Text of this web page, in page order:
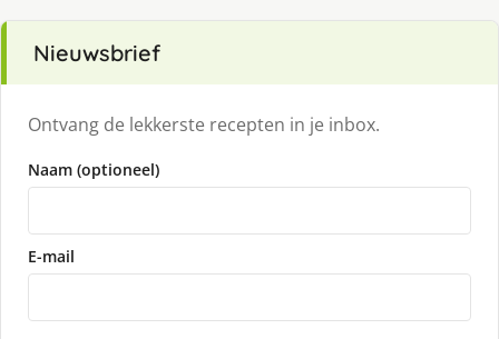
Nieuwsbrief
Ontvang de lekkerste recepten in je inbox.
Naam (optioneel)
E-mail